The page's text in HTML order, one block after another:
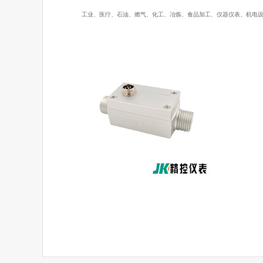
工业、医疗、石油、燃气、化工、冶炼、食品加工、仪器仪表、机电